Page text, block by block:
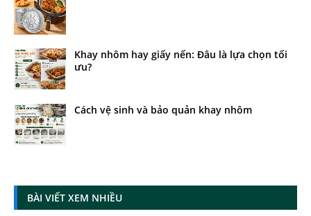
Khay nhôm hay giấy nến: Đâu là lựa chọn tối
ưu?
Cách vệ sinh và bảo quản khay nhôm
BÀI VIẾT XEM NHIỀU